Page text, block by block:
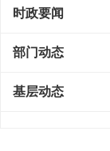
时政要闻
部门动态
基层动态